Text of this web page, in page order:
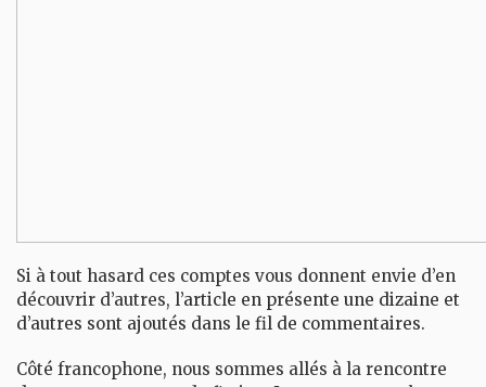
Si à tout hasard ces comptes vous donnent envie d’en
découvrir d’autres, l’article en présente une dizaine et
d’autres sont ajoutés dans le fil de commentaires.
Côté francophone, nous sommes allés à la rencontre